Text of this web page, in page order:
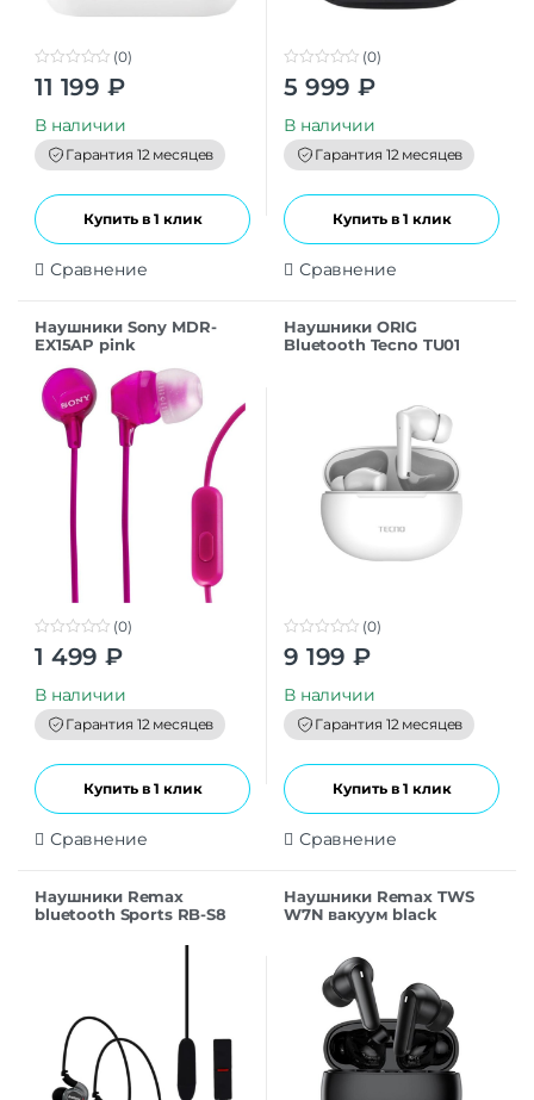
0
t
o
f
5
(0)
11 199 ₽
В наличии
Гарантия 12 месяцев
Купить в 1 клик
Сравнение
0
o
t
o
f
5
(0)
5 999 ₽
В наличии
Гарантия 12 месяцев
Купить в 1 клик
Сравнение
Наушники Sony MDR-
EX15AP pink
0
t
o
f
5
(0)
1 499 ₽
В наличии
Гарантия 12 месяцев
Купить в 1 клик
Сравнение
Наушники ORIG
Bluetooth Tecno TU01
0
o
t
o
f
5
(0)
9 199 ₽
В наличии
Гарантия 12 месяцев
Купить в 1 клик
Сравнение
Наушники Remax
bluetooth Sports RB-S8
Наушники Remax TWS
W7N вакуум black